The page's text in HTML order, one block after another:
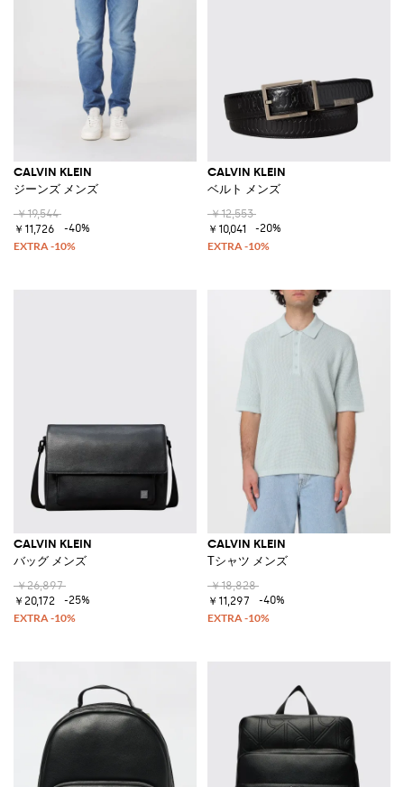
CALVIN KLEIN
ジーンズ メンズ
￥19,544
￥11,726
-40%
CALVIN KLEIN
ベルト メンズ
￥12,553
￥10,041
-20%
CALVIN KLEIN
バッグ メンズ
￥26,897
￥20,172
-25%
CALVIN KLEIN
Tシャツ メンズ
￥18,828
￥11,297
-40%